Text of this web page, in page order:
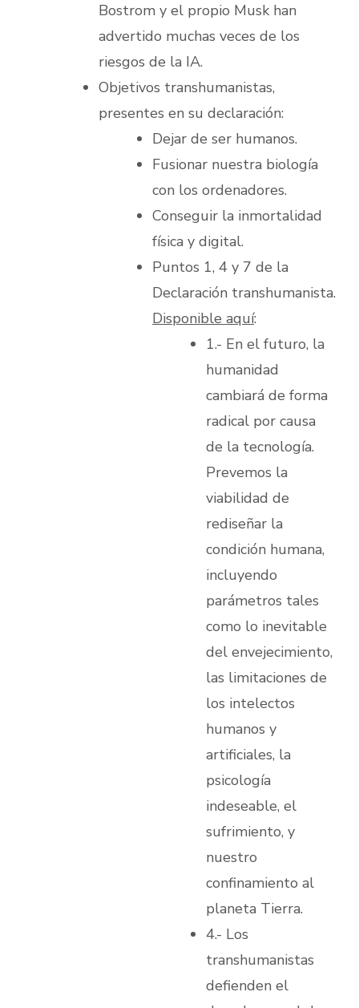
Bostrom y el propio Musk han
advertido muchas veces de los
riesgos de la IA.
Objetivos transhumanistas,
presentes en su declaración:
Dejar de ser humanos.
Fusionar nuestra biología
con los ordenadores.
Conseguir la inmortalidad
física y digital.
Puntos 1, 4 y 7 de la
Declaración transhumanista.
Disponible aquí:
1.- En el futuro, la
humanidad
cambiará de forma
radical por causa
de la tecnología.
Prevemos la
viabilidad de
rediseñar la
condición humana,
incluyendo
parámetros tales
como lo inevitable
del envejecimiento,
las limitaciones de
los intelectos
humanos y
artificiales, la
psicología
indeseable, el
sufrimiento, y
nuestro
confinamiento al
planeta Tierra.
4.- Los
transhumanistas
defienden el